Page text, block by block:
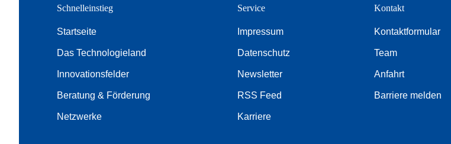
Schnelleinstieg
Startseite
Das Technologieland
Innovationsfelder
Beratung & Förderung
Netzwerke
Service
Impressum
Datenschutz
Newsletter
RSS Feed
Karriere
Kontakt
Kontaktformular
Team
Anfahrt
Barriere melden